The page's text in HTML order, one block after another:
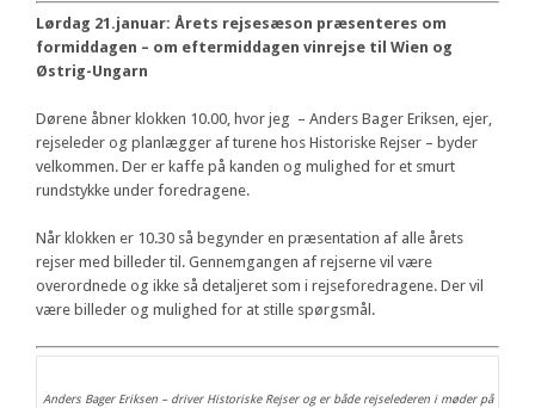
Lørdag 21.januar: Årets rejsesæson præsenteres om
formiddagen – om eftermiddagen vinrejse til Wien og
Østrig-Ungarn
Dørene åbner klokken 10.00, hvor jeg – Anders Bager Eriksen, ejer,
rejseleder og planlægger af turene hos Historiske Rejser – byder
velkommen. Der er kaffe på kanden og mulighed for et smurt
rundstykke under foredragene.
Når klokken er 10.30 så begynder en præsentation af alle årets
rejser med billeder til. Gennemgangen af rejserne vil være
overordnede og ikke så detaljeret som i rejseforedragene. Der vil
være billeder og mulighed for at stille spørgsmål.
Anders Bager Eriksen – driver Historiske Rejser og er både rejselederen i møder på